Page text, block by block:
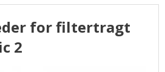
for filtertragt
2